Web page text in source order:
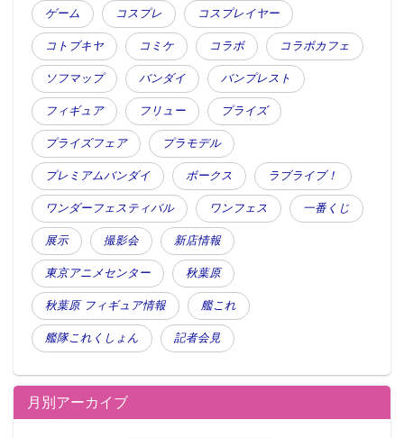
ゲーム コスプレ コスプレイヤー
コトブキヤ コミケ コラボ コラボカフェ
ソフマップ バンダイ バンプレスト
フィギュア フリュー プライズ
プライズフェア プラモデル
プレミアムバンダイ ボークス ラブライブ！
ワンダーフェスティバル ワンフェス 一番くじ
展示 撮影会 新店情報
東京アニメセンター 秋葉原
秋葉原 フィギュア情報 艦これ
艦隊これくしょん 記者会見
月別アーカイブ